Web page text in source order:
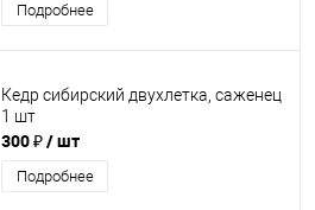
Подробнее
Кедр сибирский двухлетка, саженец
1 шт
300 ₽/ шт
Подробнее